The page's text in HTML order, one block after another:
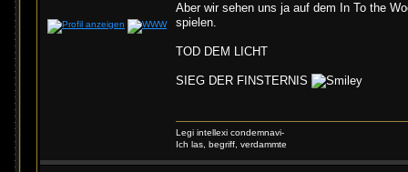
Aber wir sehen uns ja auf dem In To the
spielen.
TOD DEM LICHT
SIEG DER FINSTERNIS
Legi intellexi condemnavi-
Ich las, begriff, verdammte